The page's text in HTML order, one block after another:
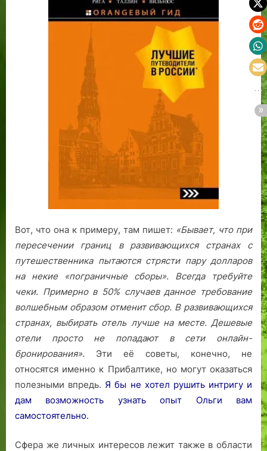
Вот, что она к примеру, там пишет: «Бывает, что при
пересечении границ в развивающихся странах с
путешественника пытаются стрясти пару долларов
на некие «пограничные сборы». Всегда требуйте
чеки. Примерно в 50% случаев данное требование
волшебным образом отменит сбор. В развивающихся
странах, выбирать отель лучше на месте. Дешевые
отели просто не попадают в сети онлайн-
бронирования». Эти её советы, конечно, не
относятся именно к Прибалтике, но могут оказаться
полезными впредь. Я бы не хотел рушить интригу и
дам возможность узнать опыт Ольги вам
самостоятельно.
Сфера же личных интересов лежит также в области